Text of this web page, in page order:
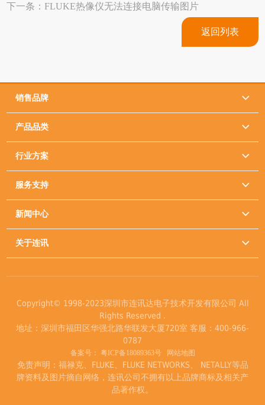
下一条：FLUKE热像仪无法连接电脑传输图片
返回列表
销售品牌 
产品品类 
行业方案 
服务支持 
新闻中心 
关于连讯 
Copyright© 1998-2023深圳市连讯达电子技术开发有限公司 All
Rights Reserved .
地址：深圳市福田区华强北路华联发大厦720室 客服：400-966-
0787
备案号： 粤ICP备18089363号 网站地图
免责声明：福禄克、FLUKE、FLUKE NETWORKS、 NETALLY等品
牌资料及图片摘自网络，连讯公司不拥有以上品牌商标及相关产
品著作权。